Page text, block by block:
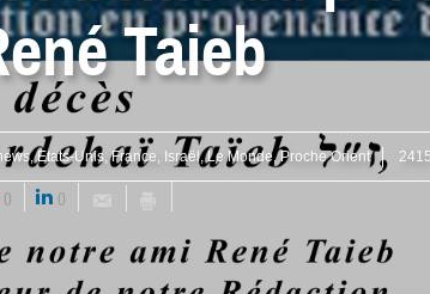
Taieb
,Etats-Unis,France, Israël,Le Monde,Proche Orient
0 0